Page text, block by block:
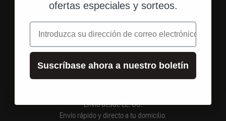
Envío desde EE. UU.
Envío rápido y directo a tu domicilio.
ofertas especiales y sorteos.
correo electrónico
Suscríbase ahora a nuestro boletín